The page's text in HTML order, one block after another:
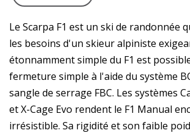
Le Scarpa F1 est un ski de randonnée
les besoins d'un skieur alpiniste
étonnamment simple du F1 est
fermeture simple à l'aide du système
sangle de serrage FBC. Les systèmes
et X-Cage Evo rendent le F1 Manual
irrésistible. Sa rigidité et son faible